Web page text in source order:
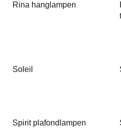
Rina hanglampen
Soleil
Spirit plafondlampen